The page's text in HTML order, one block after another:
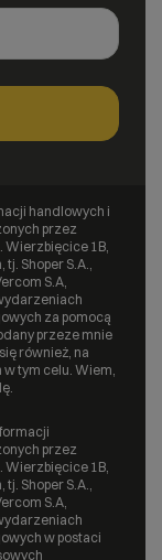
handlowych i
przez
Wierzbięcice 1B,
Shoper S.A.,
S.A,
za pomocą
przeze mnie
również, na
tym celu. Wiem,
przez
Wierzbięcice 1B,
Shoper S.A.,
S.A,
w postaci